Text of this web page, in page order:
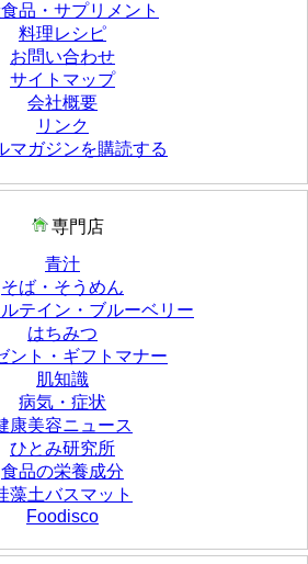
品・サプリメント
料理レシピ
お問い合わせ
サイトマップ
会社概要
リンク
マガジンを購読する
専門店
青汁
そば・そうめん
テイン・ブルーベリー
はちみつ
ント・ギフトマナー
肌知識
病気・症状
康美容ニュース
ひとみ研究所
食品の栄養成分
藻土バスマット
Foodisco